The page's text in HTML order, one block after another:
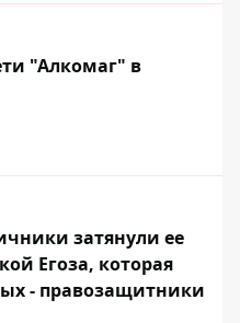
"Алкомаг" в
затянули ее
Егоза, которая
- правозащитники